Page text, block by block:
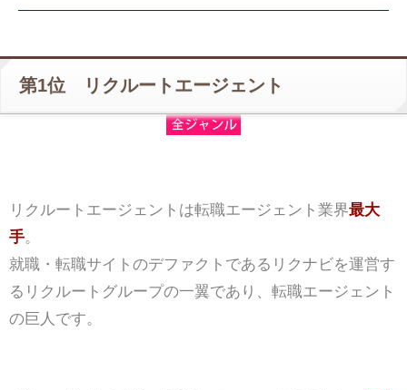
第1位 リクルートエージェント
リクルートエージェントは転職エージェント業界最大
手。
就職・転職サイトのデファクトであるリクナビを運営す
るリクルートグループの一翼であり、転職エージェント
の巨人です。